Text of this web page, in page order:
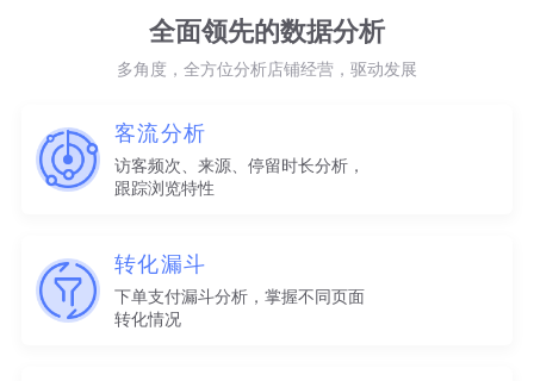
全面领先的数据分析
多角度，全方位分析店铺经营，驱动发展
客流分析
访客频次、来源、停留时长分析，
跟踪浏览特性
转化漏斗
下单支付漏斗分析，掌握不同页面
转化情况